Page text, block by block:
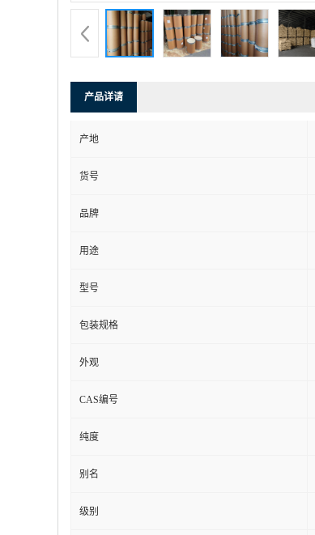
产品详请
产地
货号
品牌
用途
型号
包装规格
外观
CAS编号
纯度
别名
级别